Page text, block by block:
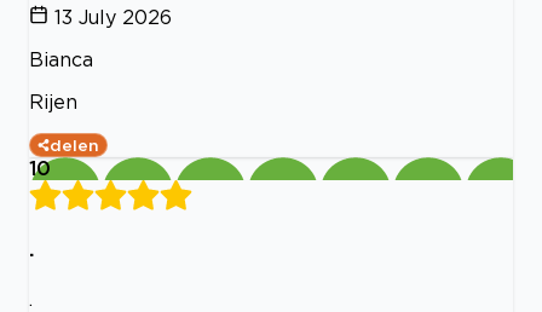
13 July 2026
Bianca
Rijen
delen
10
.
.